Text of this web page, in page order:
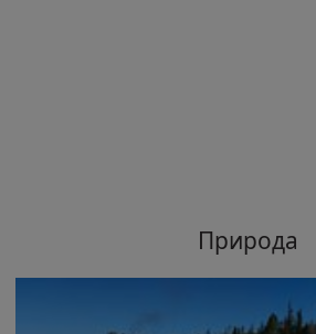
Природа